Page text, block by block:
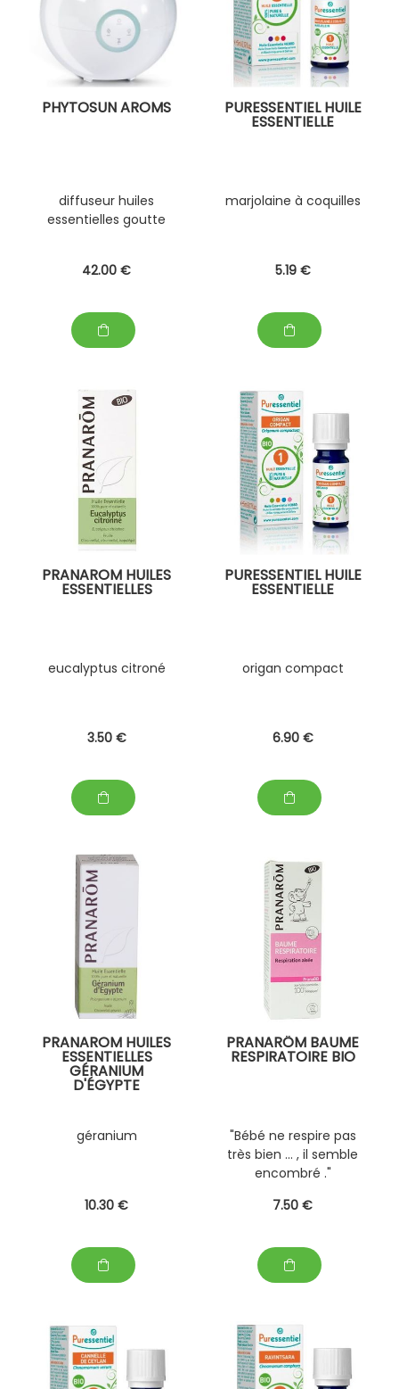
PHYTOSUN AROMS
diffuseur huiles
essentielles goutte
42.00 €
PURESSENTIEL HUILE
ESSENTIELLE
marjolaine à coquilles
5.19 €
PRANAROM HUILES
ESSENTIELLES
eucalyptus citroné
3.50 €
PURESSENTIEL HUILE
ESSENTIELLE
origan compact
6.90 €
PRANAROM HUILES
ESSENTIELLES
GÉRANIUM
D'ÉGYPTE
géranium
10.30 €
PRANARÔM BAUME
RESPIRATOIRE BIO
"Bébé ne respire pas
très bien ... , il semble
encombré ."
7.50 €